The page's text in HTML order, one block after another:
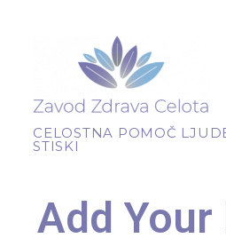
CELOSTNA POMOČ
STISKI
Add